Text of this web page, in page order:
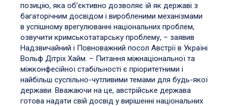
позицію, яка об’єктивно дозволяє їй як державі з
багаторічним досвідом і виробленими механізмами
в успішному врегулюванні національних проблем,
озвучити кримськотатарську проблему, – заявив
Надзвичайний і Повноважний посол Австрії в Україні
Вольф Дітріх Хайм. – Питання міжнаціональної та
міжконфесійної стабільності є пріоритетними і
найбільш суспільно-чутливими темами для будь-якої
держави. Вважаючи на це, австрійське держава
готова надати свій досвід у вирішенні національних